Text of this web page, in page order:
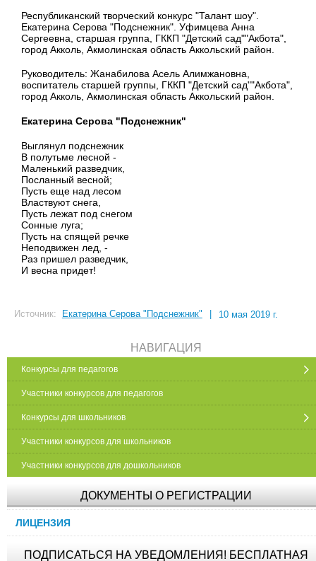
Республиканский творческий конкурс "Талант шоу".
Екатерина Серова "Подснежник". Уфимцева Анна
Сергеевна, старшая группа, ГККП "Детский сад""Акбота",
город Акколь, Акмолинская область Аккольский район.
Руководитель: Жанабилова Асель Алимжановна,
воспитатель старшей группы, ГККП "Детский сад""Акбота",
город Акколь, Акмолинская область Аккольский район.
Екатерина Серова "Подснежник"
Выглянул подснежник
В полутьме лесной -
Маленький разведчик,
Посланный весной;
Пусть еще над лесом
Властвуют снега,
Пусть лежат под снегом
Сонные луга;
Пусть на спящей речке
Неподвижен лед, -
Раз пришел разведчик,
И весна придет!
Источник: Екатерина Серова "Подснежник" 10 мая 2019 г.
НАВИГАЦИЯ
Конкурсы для педагогов
Участники конкурсов для педагогов
Конкурсы для школьников
Участники конкурсов для школьников
Участники конкурсов для дошкольников
ДОКУМЕНТЫ О РЕГИСТРАЦИИ
ЛИЦЕНЗИЯ
ПОДПИСАТЬСЯ НА УВЕДОМЛЕНИЯ! БЕСПЛАТНАЯ